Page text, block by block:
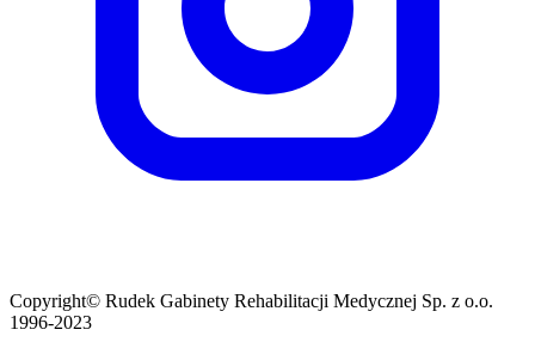
Copyright© Rudek Gabinety Rehabilitacji Medycznej Sp. z o.o.
1996-2023